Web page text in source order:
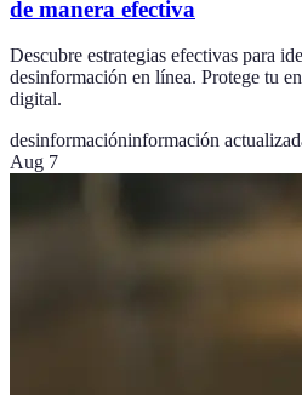
de manera efectiva
Descubre estrategias efectivas para
desinformación en línea. Protege tu
digital.
desinformacióninformación
Aug 7